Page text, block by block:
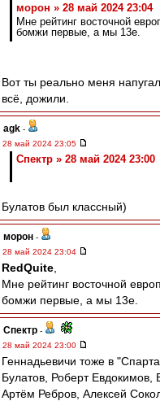
морон » 28 май 2024 23:04
Мне рейтинг восточной
бомжи первые, а мы 13е.
Вот ты реально меня
всё, дожили.
agk -
28 май 2024 23:05
Спектр » 28 май 2024 23:00
Булатов был классный)
морон -
28 май 2024 23:04
RedQuite
Мне рейтинг восточной
бомжи первые, а мы 13е.
Спектр -
28 май 2024 23:00
Геннадьевичи тоже в
Булатов, Роберт Евдокимов,
Артём Ребров, Алексей